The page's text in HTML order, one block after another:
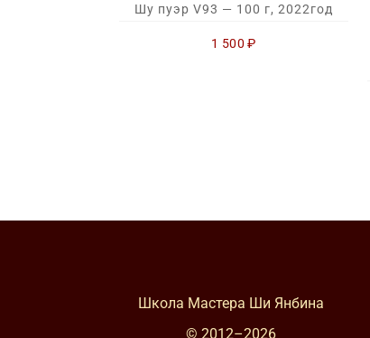
Шу пуэр V93 — 100 г, 2022год
1 500₽
Школа Мастера Ши Янбина
© 2012–2026